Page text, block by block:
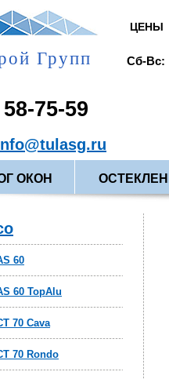
Групп
ЦЕНЫ
с 9.00 - до 19.00 Сб-Вс:
58-75-59
ОКОН
60
60 TopAlu
70 Cava
70 Rondo